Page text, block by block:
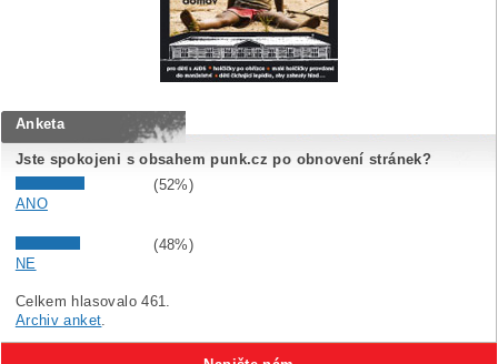
Anketa
Jste spokojeni s obsahem punk.cz po obnovení stránek?
(52%)
ANO
(48%)
NE
Celkem hlasovalo 461.
Archiv anket.